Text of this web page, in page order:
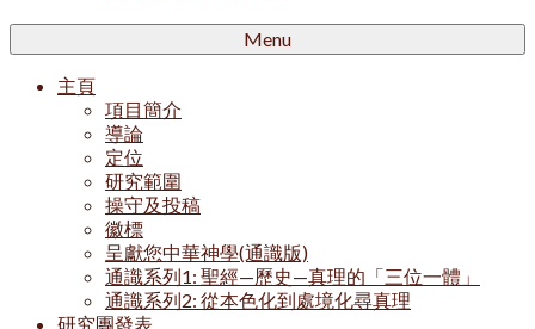
Menu
主頁
項目簡介
導論
定位
研究範圍
操守及投稿
徽標
呈獻您中華神學(通識版)
通識系列1: 聖經—歷史—真理的「三位一體」
通識系列2: 從本色化到處境化尋真理
研究團發表